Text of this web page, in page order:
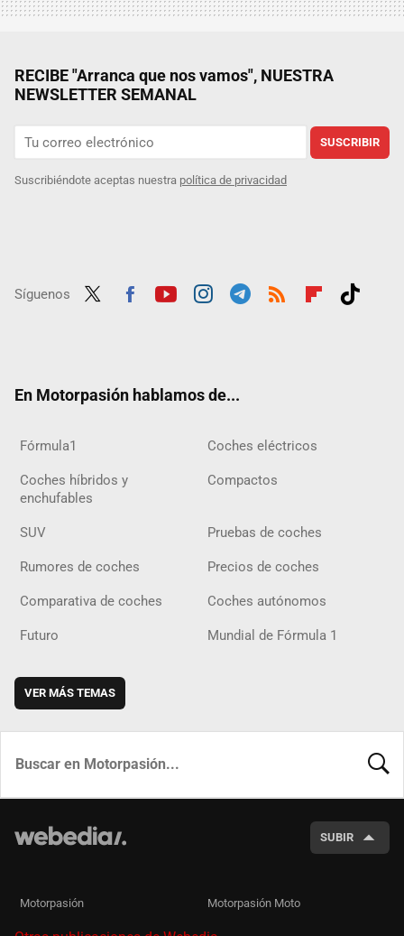
RECIBE "Arranca que nos vamos", NUESTRA
NEWSLETTER SEMANAL
SUSCRIBIR
Suscribiéndote aceptas nuestra política de privacidad
Síguenos
En Motorpasión hablamos de...
Fórmula1 Coches eléctricos
Coches híbridos y
enchufables
Compactos
SUV Pruebas de coches
Rumores de coches Precios de coches
Comparativa de coches Coches autónomos
Futuro Mundial de Fórmula 1
VER MÁS TEMAS
SUBIR
Motorpasión Motorpasión Moto